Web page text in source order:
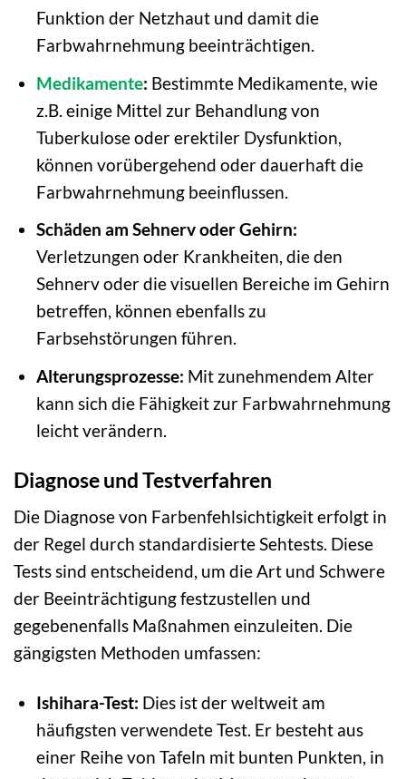
Funktion der Netzhaut und damit die
Farbwahrnehmung beeinträchtigen.
Medikamente: Bestimmte Medikamente, wie
z.B. einige Mittel zur Behandlung von
Tuberkulose oder erektiler Dysfunktion,
können vorübergehend oder dauerhaft die
Farbwahrnehmung beeinflussen.
Schäden am Sehnerv oder Gehirn:
Verletzungen oder Krankheiten, die den
Sehnerv oder die visuellen Bereiche im Gehirn
betreffen, können ebenfalls zu
Farbsehstörungen führen.
Alterungsprozesse: Mit zunehmendem Alter
kann sich die Fähigkeit zur Farbwahrnehmung
leicht verändern.
Diagnose und Testverfahren
Die Diagnose von Farbenfehlsichtigkeit erfolgt in
der Regel durch standardisierte Sehtests. Diese
Tests sind entscheidend, um die Art und Schwere
der Beeinträchtigung festzustellen und
gegebenenfalls Maßnahmen einzuleiten. Die
gängigsten Methoden umfassen:
Ishihara-Test: Dies ist der weltweit am
häufigsten verwendete Test. Er besteht aus
einer Reihe von Tafeln mit bunten Punkten, in